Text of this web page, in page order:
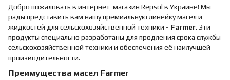
Добро пожаловать в интернет-магазин Repsol в Украине! Мы
рады представить вам нашу премиальную линейку масел и
жидкостей для сельскохозяйственной техники - Farmer. Эти
продукты специально разработаны для продления срока службы
сельскохозяйственной техники и обеспечения её наилучшей
производительности.
Преимущества масел Farmer